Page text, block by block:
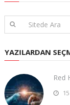
YAZILARDAN
Red